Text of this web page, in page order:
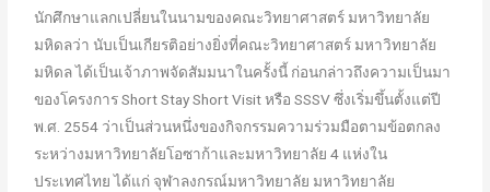
นักศึกษาแลกเปลี่ยนในนามของคณะวิทยาศาสตร์ มหาวิทยาลัย
มหิดลว่า นับเป็นเกียรติอย่างยิ่งที่คณะวิทยาศาสตร์ มหาวิทยาลัย
มหิดล ได้เป็นเจ้าภาพจัดสัมมนาในครั้งนี้ ก่อนกล่าวถึงความเป็นมา
ของโครงการ Short Stay Short Visit หรือ SSSV ซึ่งเริ่มขึ้นตั้งแต่ปี
พ.ศ. 2554 ว่าเป็นส่วนหนึ่งของกิจกรรมความร่วมมือตามข้อตกลง
ระหว่างมหาวิทยาลัยโอซาก้าและมหาวิทยาลัย 4 แห่งใน
ประเทศไทย ได้แก่ จุฬาลงกรณ์มหาวิทยาลัย มหาวิทยาลัย